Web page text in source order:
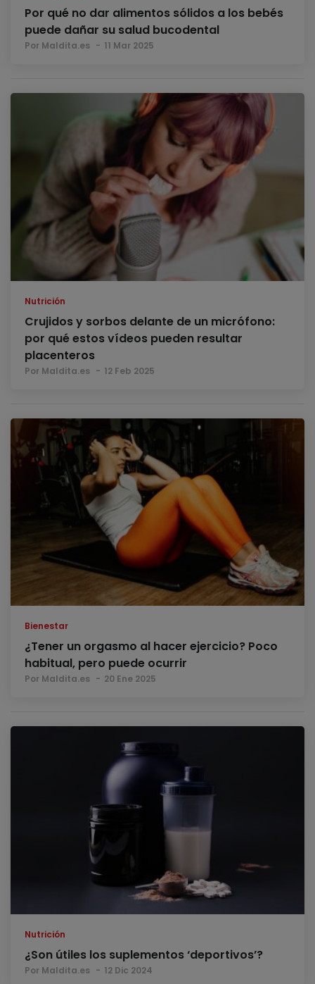
Por qué no dar alimentos sólidos a los bebés
puede dañar su salud bucodental
Por Maldita.es 11 Mar 2025
Nutrición
Crujidos y sorbos delante de un micrófono:
por qué estos vídeos pueden resultar
placenteros
Por Maldita.es 12 Feb 2025
Bienestar
¿Tener un orgasmo al hacer ejercicio? Poco
habitual, pero puede ocurrir
Por Maldita.es 20 Ene 2025
Nutrición
¿Son útiles los suplementos ‘deportivos’?
Por Maldita.es 12 Dic 2024